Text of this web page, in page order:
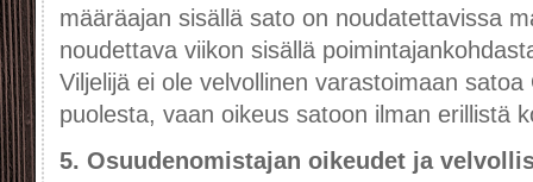
määräajan sisällä sato on noudatettavissa
noudettava viikon sisällä
Viljelijä ei ole velvollinen varastoimaan
puolesta, vaan oikeus satoon ilman erillistä
5. Osuudenomistajan oikeudet ja